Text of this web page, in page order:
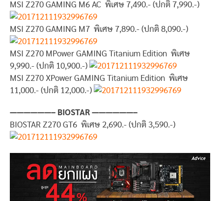
MSI Z270 GAMING M6 AC พิเศษ 7,490.- (ปกติ 7,990.-)
MSI Z270 GAMING M7 พิเศษ 7,890.- (ปกติ 8,090.-)
MSI Z270 MPower GAMING Titanium Edition พิเศษ
9,990.- (ปกติ 10,900.-)
MSI Z270 XPower GAMING Titanium Edition พิเศษ
11,000.- (ปกติ 12,000.-)
——————– BIOSTAR ——————–
BIOSTAR Z270 GT6 พิเศษ 2,690.- (ปกติ 3,590.-)